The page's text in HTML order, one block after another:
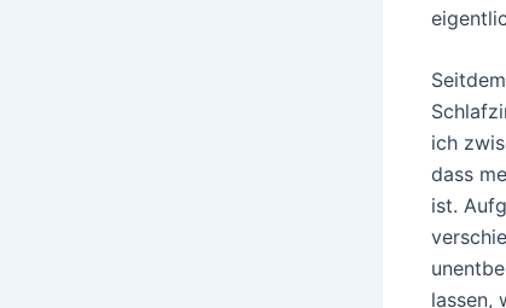
ich
dass
ist.
lassen,